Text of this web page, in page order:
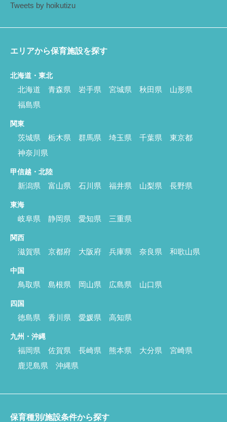
Tweets by hoikutizu
エリアから保育施設を探す
北海道・東北
北海道 青森県 岩手県 宮城県 秋田県
山形県
福島県
関東
茨城県 栃木県 群馬県 埼玉県 千葉県
東京都
神奈川県
甲信越・北陸
新潟県 富山県 石川県 福井県 山梨県 長野県
東海
岐阜県 静岡県 愛知県 三重県
関西
滋賀県 京都府 大阪府 兵庫県 奈良県 和歌山県
中国
鳥取県 島根県 岡山県 広島県 山口県
四国
徳島県 香川県 愛媛県 高知県
九州・沖縄
福岡県 佐賀県 長崎県 熊本県 大分県
宮崎県
鹿児島県
沖縄県
保育種別/施設条件から探す